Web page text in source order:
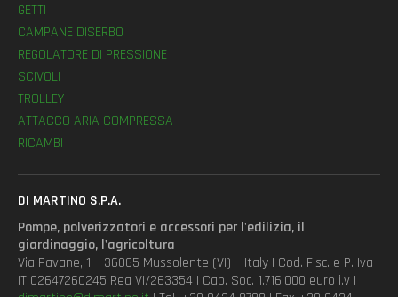
GETTI
CAMPANE DISERBO
REGOLATORE DI PRESSIONE
SCIVOLI
TROLLEY
ATTACCO ARIA COMPRESSA
RICAMBI
DI MARTINO S.P.A.
Pompe, polverizzatori e accessori per l'edilizia, il
giardinaggio, l'agricoltura
Via Pavane, 1 – 36065 Mussolente (VI) – Italy | Cod. Fisc. e P. Iva
IT 02647260245 Rea VI/263354 | Cap. Soc. 1.716.000 euro i.v |